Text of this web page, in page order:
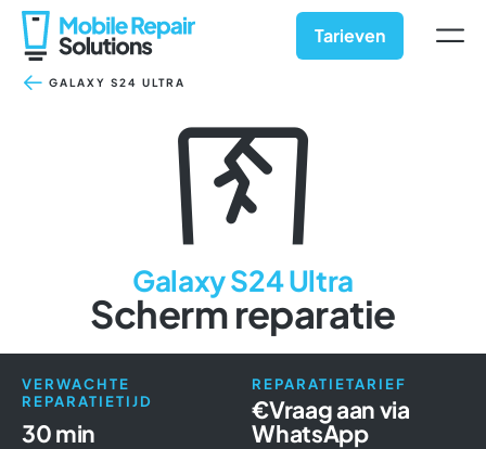
naar
inhoud
Tarieven
GALAXY S24 ULTRA
Galaxy S24 Ultra
Scherm reparatie
REPARATIETARIEF
€Vraag aan via
WhatsApp
VERWACHTE
REPARATIETIJD
30 min